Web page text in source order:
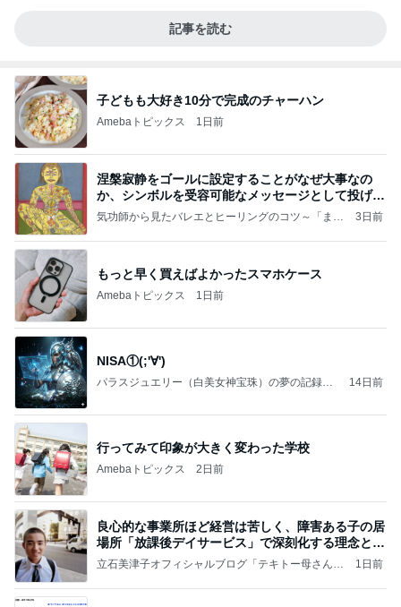
記事を読む
子どもも大好き10分で完成のチャーハン
Amebaトピックス 1日前
涅槃寂静をゴールに設定することがなぜ大事なの
か、シンボルを受容可能なメッセージとして投げる
ことが
気功師から見たバレエとヒーリングのコツ～「まと
3日前
もっと早く買えばよかったスマホケース
Amebaトピックス 1日前
NISA①(;'∀')
パラスジュエリー（白美女神宝珠）の夢の記録
14日前
行ってみて印象が大きく変わった学校
Amebaトピックス 2日前
良心的な事業所ほど経営は苦しく、障害ある子の居
場所「放課後デイサービス」で深刻化する理念と現
実の
立石美津子オフィシャルブログ「テキトー母さんの
1日前